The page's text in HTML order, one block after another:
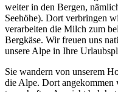
weiter in den Bergen,
Seehöhe). Dort verbringen
verarbeiten die Milch zum
Bergkäse. Wir freuen uns
unsere Alpe in Ihre
Sie wandern von unserem
die Alpe. Dort